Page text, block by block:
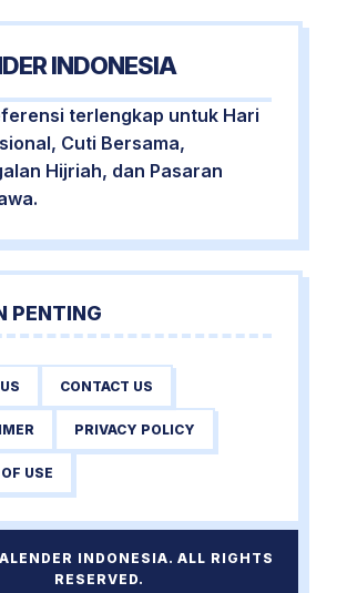
INDONESIA
terlengkap untuk Hari
Cuti Bersama,
Hijriah, dan Pasaran
PENTING
CONTACT US
PRIVACY POLICY
USE
INDONESIA. ALL RIGHTS
RESERVED.